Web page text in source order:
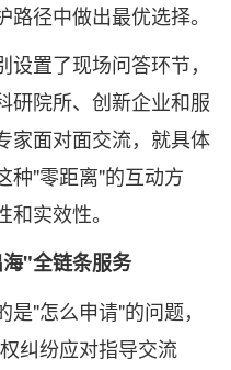
径中做出最优选择。
置了现场问答环节，
研院所、创新企业和服
家面对面交流，就具体
种"零距离"的互动方
实效性。
"全链条服务
"怎么申请"的问题，
纠纷应对指导交流